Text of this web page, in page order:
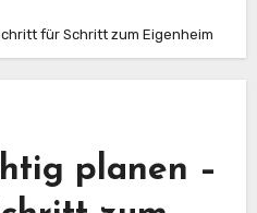
für Schritt zum Eigenheim
planen –